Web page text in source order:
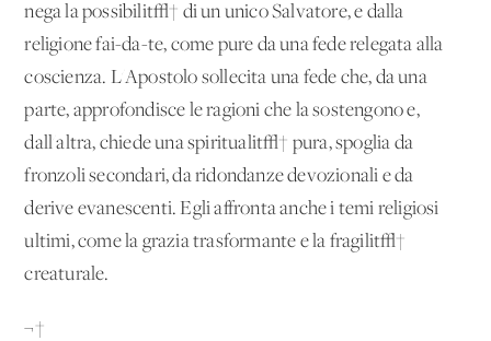
nega la possibilit√† di un unico Salvatore, e dalla
religione fai-da-te, come pure da una fede relegata alla
coscienza. L'Apostolo sollecita una fede che, da una
parte, approfondisce le ragioni che la sostengono e,
dall'altra, chiede una spiritualit√† pura, spoglia da
fronzoli secondari, da ridondanze devozionali e da
derive evanescenti. Egli affronta anche i temi religiosi
ultimi, come la grazia trasformante e la fragilit√†
creaturale.
¬†